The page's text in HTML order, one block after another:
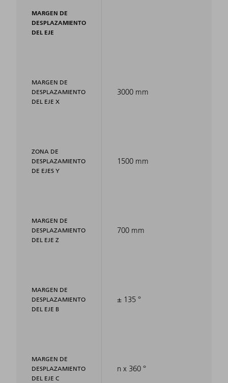
MARGEN DE
DESPLAZAMIENTO
DEL EJE
MARGEN DE
DESPLAZAMIENTO
DEL EJE X
ZONA DE
DESPLAZAMIENTO
DE EJES Y
MARGEN DE
DESPLAZAMIENTO
DEL EJE Z
MARGEN DE
DESPLAZAMIENTO
DEL EJE B
MARGEN DE
DESPLAZAMIENTO
DEL EJE C
3000 mm
1500 mm
700 mm
± 135 °
n x 360 °